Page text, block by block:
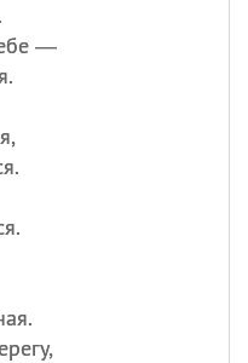
—
маяка
празднуют именины
Еще